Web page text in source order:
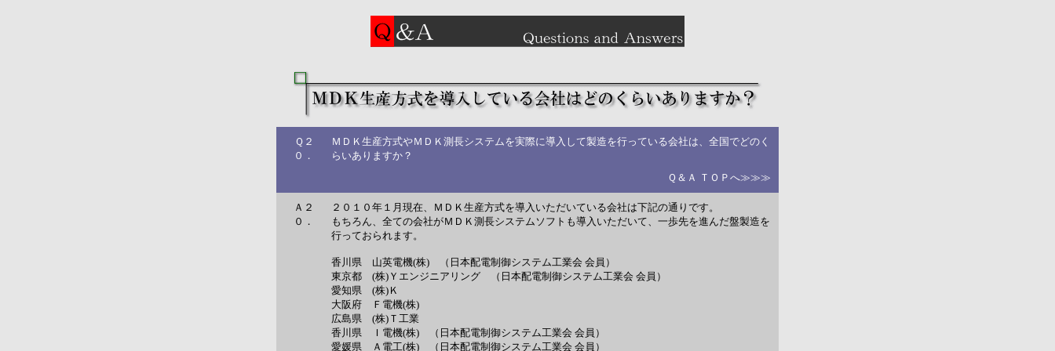
Ｑ２
０．
ＭＤＫ生産方式やＭＤＫ測長システムを実際に導入して製造を行っている会社は、全国でどのく
らいありますか？
Ｑ＆Ａ ＴＯＰへ≫≫≫
Ａ２
０．
２０１０年１月現在、ＭＤＫ生産方式を導入いただいている会社は下記の通りです。
もちろん、全ての会社がＭＤＫ測長システムソフトも導入いただいて、一歩先を進んだ盤製造を
行っておられます。
香川県 山英電機(株) （日本配電制御システム工業会 会員）
東京都 (株)Ｙエンジニアリング （日本配電制御システム工業会 会員）
愛知県 (株)Ｋ
大阪府 Ｆ電機(株)
広島県 (株)Ｔ工業
香川県 Ｉ電機(株) （日本配電制御システム工業会 会員）
愛媛県 Ａ電工(株) （日本配電制御システム工業会 会員）